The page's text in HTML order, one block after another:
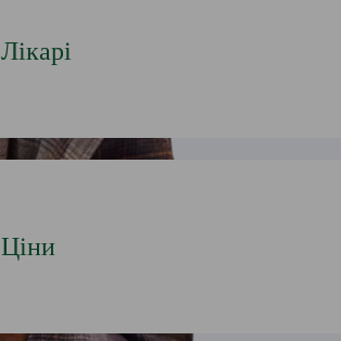
Лікарі
Ціни